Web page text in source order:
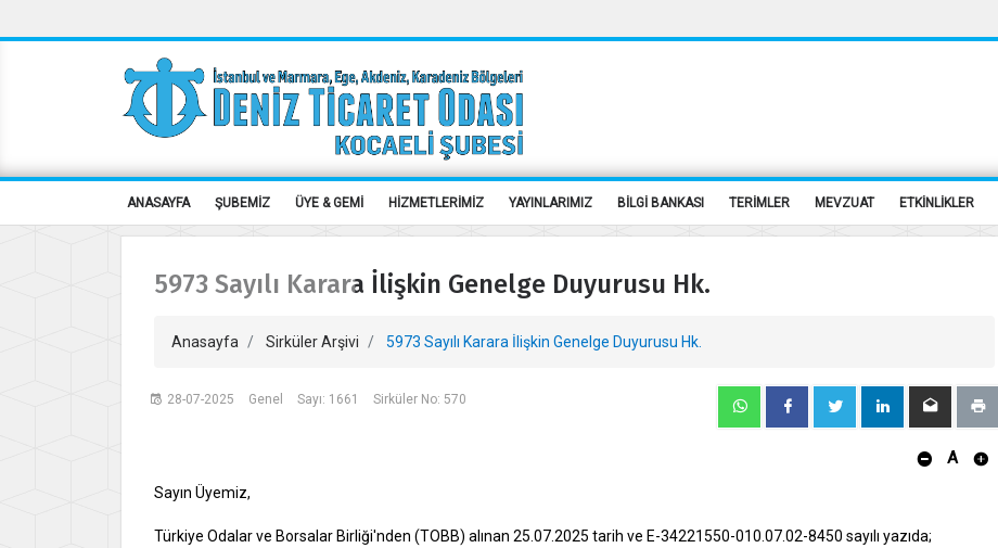
ANASAYFA ŞUBEMİZ ÜYE & GEMİ HİZMETLERİMİZ YAYINLARIMIZ BİLGİ BANKASI TERİMLER MEVZUAT ETKİNLİKLER
5973 Sayılı Karara İlişkin Genelge Duyurusu Hk.
Anasayfa Sirküler Arşivi 5973 Sayılı Karara İlişkin Genelge Duyurusu Hk.
28-07-2025 Genel Sayı: 1661 Sirküler No: 570
A
Sayın Üyemiz,
Türkiye Odalar ve Borsalar Birliği'nden (TOBB) alınan 25.07.2025 tarih ve E-34221550-010.07.02-8450 sayılı yazıda;